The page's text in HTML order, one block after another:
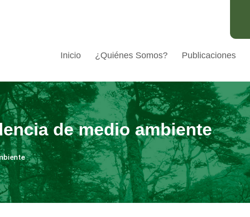
Inicio ¿Quiénes Somos? Publicaciones
de medio ambiente